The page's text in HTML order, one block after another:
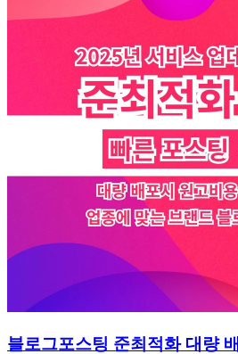
블로그포스팅 준최적화 대량